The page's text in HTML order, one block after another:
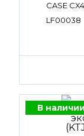
CASE
LF00038
В наличии